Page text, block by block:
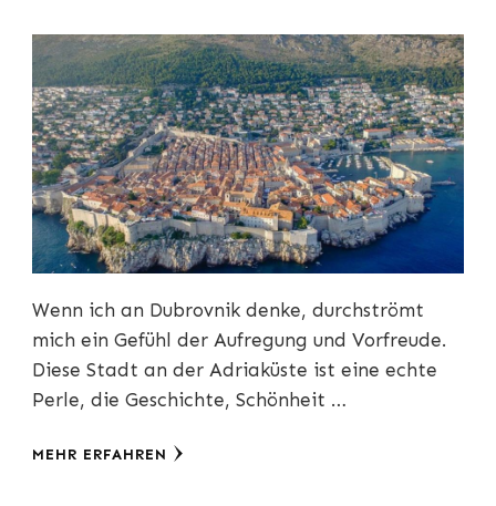
Wenn ich an Dubrovnik denke, durchströmt
mich ein Gefühl der Aufregung und Vorfreude.
Diese Stadt an der Adriaküste ist eine echte
Perle, die Geschichte, Schönheit …
MEHR ERFAHREN